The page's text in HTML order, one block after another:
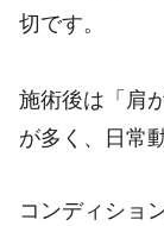
切です。
施術後は「肩
が多く、日常
コンディショ